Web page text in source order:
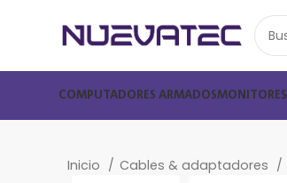
COMPUTADORES ARMADOSMONITORES
Inicio Cables & adaptadores